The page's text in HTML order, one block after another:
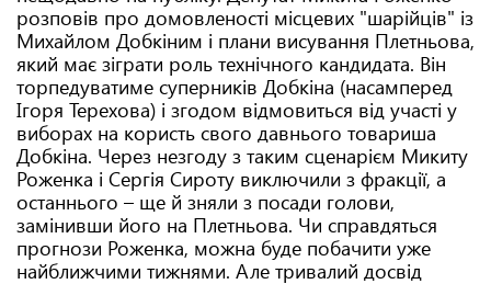
розповів про домовленості місцевих "шарійців" із
Михайлом Добкіним і плани висування Плетньова,
який має зіграти роль технічного кандидата. Він
торпедуватиме суперників Добкіна (насамперед
Ігоря Терехова) і згодом відмовиться від участі у
виборах на користь свого давнього товариша
Добкіна. Через незгоду з таким сценарієм Микиту
Роженка і Сергія Сироту виключили з фракції, а
останнього – ще й зняли з посади голови,
замінивши його на Плетньова. Чи справдяться
прогнози Роженка, можна буде побачити уже
найближчими тижнями. Але тривалий досвід